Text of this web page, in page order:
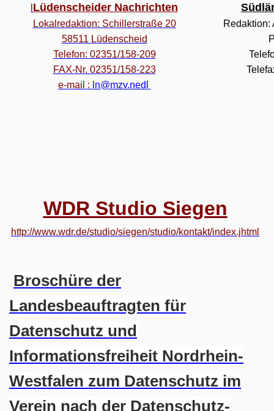
Lüdenscheider Nachrichten
Lokalredaktion: Schillerstraße 20
58511 Lüdenscheid
Telefon: 02351/158-209
FAX-Nr. 02351/158-223
e-mail : ln@mzv.nedl
Redaktion:
WDR Studio Siegen
http://www.wdr.de/studio/siegen/studio/kontakt/index.jhtml
Broschüre der
Landesbeauftragten für
Datenschutz und
Informationsfreiheit Nordrhein-
Westfalen zum Datenschutz im
Verein nach der Datenschutz-